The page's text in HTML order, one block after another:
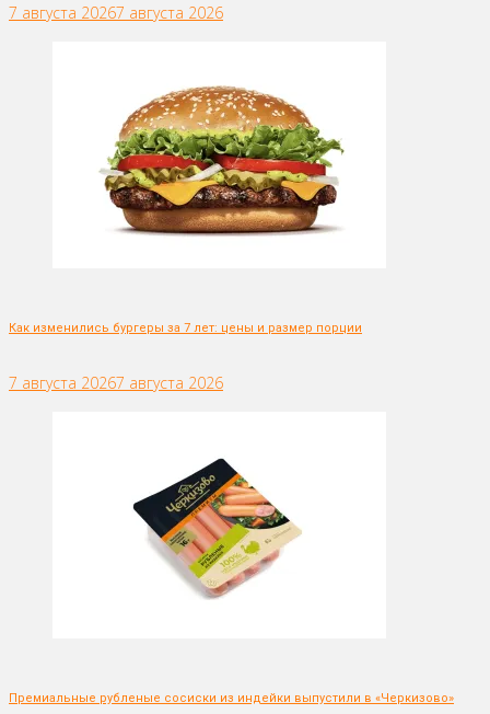
7 августа 20267 августа 2026
Как изменились бургеры за 7 лет: цены и размер порции
7 августа 20267 августа 2026
Премиальные рубленые сосиски из индейки выпустили в «Черкизово»